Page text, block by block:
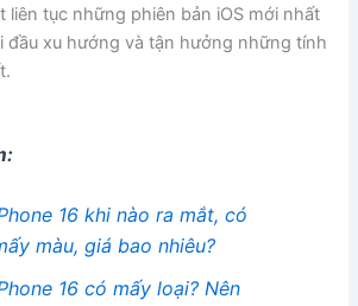
liên tục những phiên bản iOS mới nhất
đầu xu hướng và tận hưởng những tính
16 khi nào ra mắt, có
màu, giá bao nhiêu?
16 có mấy loại? Nên